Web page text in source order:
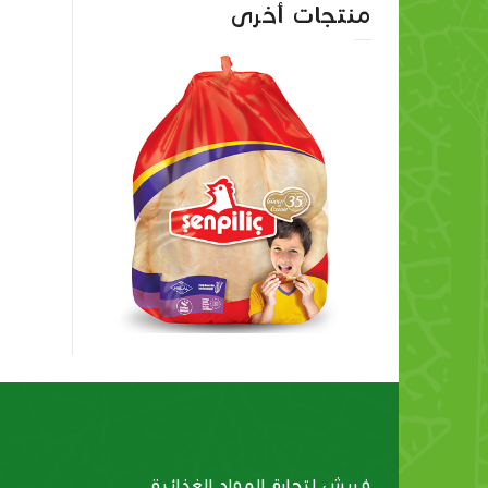
منتجات أخرى
دجاج كامل مجمد